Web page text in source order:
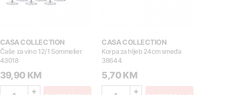
CASA COLLECTION
Čaše za vino 12/1 Sommelier
43018
39,90 KM
+
CASA COLLECTION
Korpa za hljeb 24cm smeđa
38644
5,70 KM
+